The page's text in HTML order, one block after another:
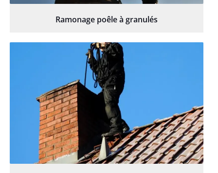
Ramonage poêle à granulés